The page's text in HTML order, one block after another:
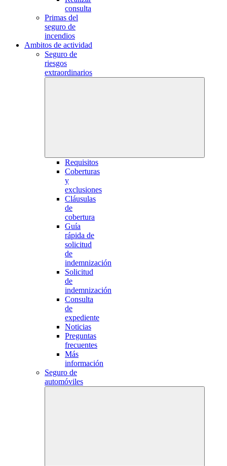
consulta
Primas del
seguro de
incendios
Ambitos de actividad
Seguro de
riesgos
extraordinarios
Requisitos
Coberturas
y
exclusiones
Cláusulas
de
cobertura
Guía
rápida de
solicitud
de
indemnización
Solicitud
de
indemnización
Consulta
de
expediente
Noticias
Preguntas
frecuentes
Más
información
Seguro de
automóviles